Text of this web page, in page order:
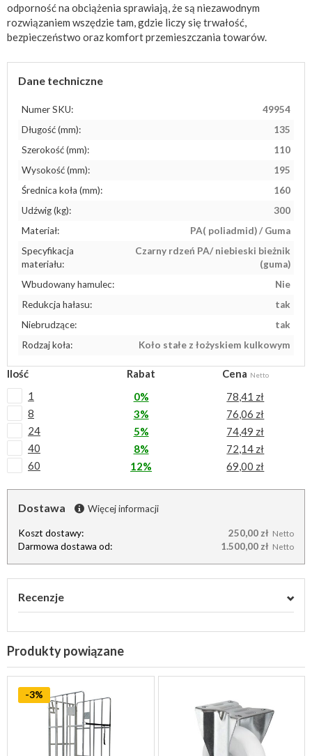
odporność na obciążenia sprawiają, że są niezawodnym
rozwiązaniem wszędzie tam, gdzie liczy się trwałość,
bezpieczeństwo oraz komfort przemieszczania towarów.
Dane techniczne
Numer SKU:
49954
Długość (mm):
135
Szerokość (mm):
110
Wysokość (mm):
195
Średnica koła (mm):
160
Udźwig (kg):
300
Materiał:
PA( poliadmid) / Guma
Specyfikacja
materiału:
Czarny rdzeń PA/ niebieski bieżnik
(guma)
Wbudowany hamulec:
Nie
Redukcja hałasu:
tak
Niebrudzące:
tak
Rodzaj koła:
Koło stałe z łożyskiem kulkowym
Ilość Rabat Cena Netto
1 0%
78,41 zł
8
3%
76,06 zł
24
5%
74,49 zł
40
8%
72,14 zł
60
12% 69,00 zł
Dostawa Więcej informacji
Koszt dostawy: 250,00 zł Netto
Darmowa dostawa od: 1.500,00 zł Netto
Recenzje
Produkty powiązane
-3%